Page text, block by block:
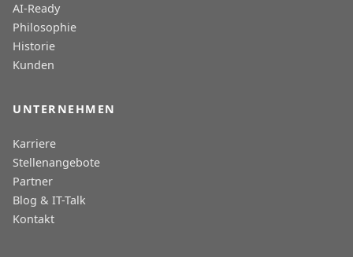
AI-Ready
Philosophie
Historie
Kunden
UNTERNEHMEN
Karriere
Stellenangebote
Partner
Blog & IT-Talk
Kontakt